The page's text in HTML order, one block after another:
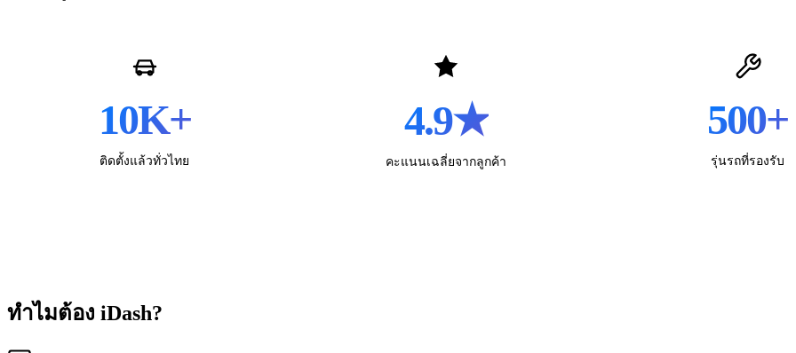
10K+
ติดตั้งแล้วทั่วไทย
4.9★
คะแนนเฉลี่ยจากลูกค้า
500+
รุ่นรถที่รองรับ
ทำไมต้อง iDash?